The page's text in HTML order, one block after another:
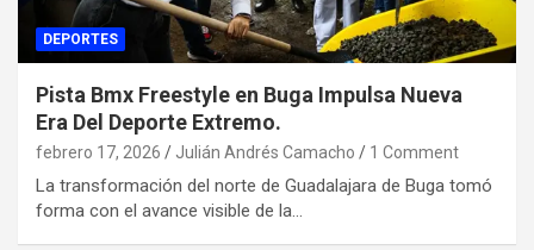
DEPORTES
Pista Bmx Freestyle en Buga Impulsa Nueva
Era Del Deporte Extremo.
febrero 17, 2026 Julián Andrés Camacho 1 Comment
La transformación del norte de Guadalajara de Buga tomó
forma con el avance visible de la…